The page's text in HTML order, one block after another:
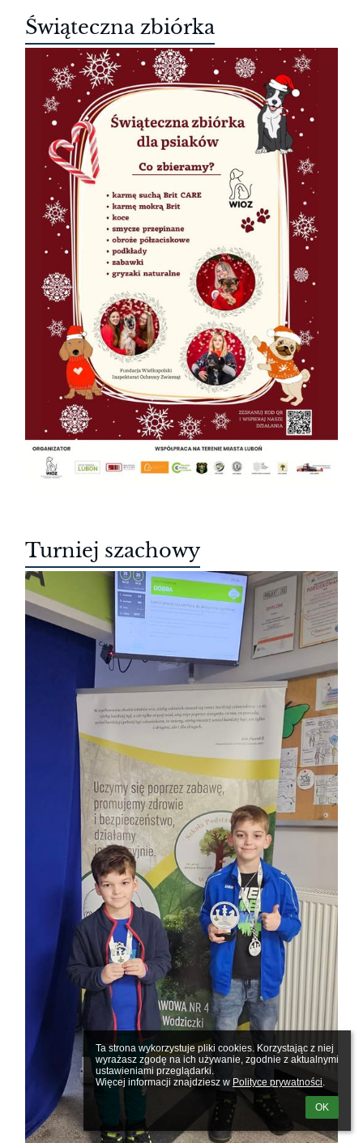
Ta strona wykorzystuje pliki cookies. Korzystając z niej
wyrażasz zgodę na ich używanie, zgodnie z aktualnymi
ustawieniami przeglądarki.
Więcej informacji znajdziesz w Polityce prywatności.
OK
Świąteczna zbiórka
Turniej szachowy